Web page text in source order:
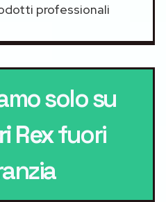
professionali
solo su
Rexfuori